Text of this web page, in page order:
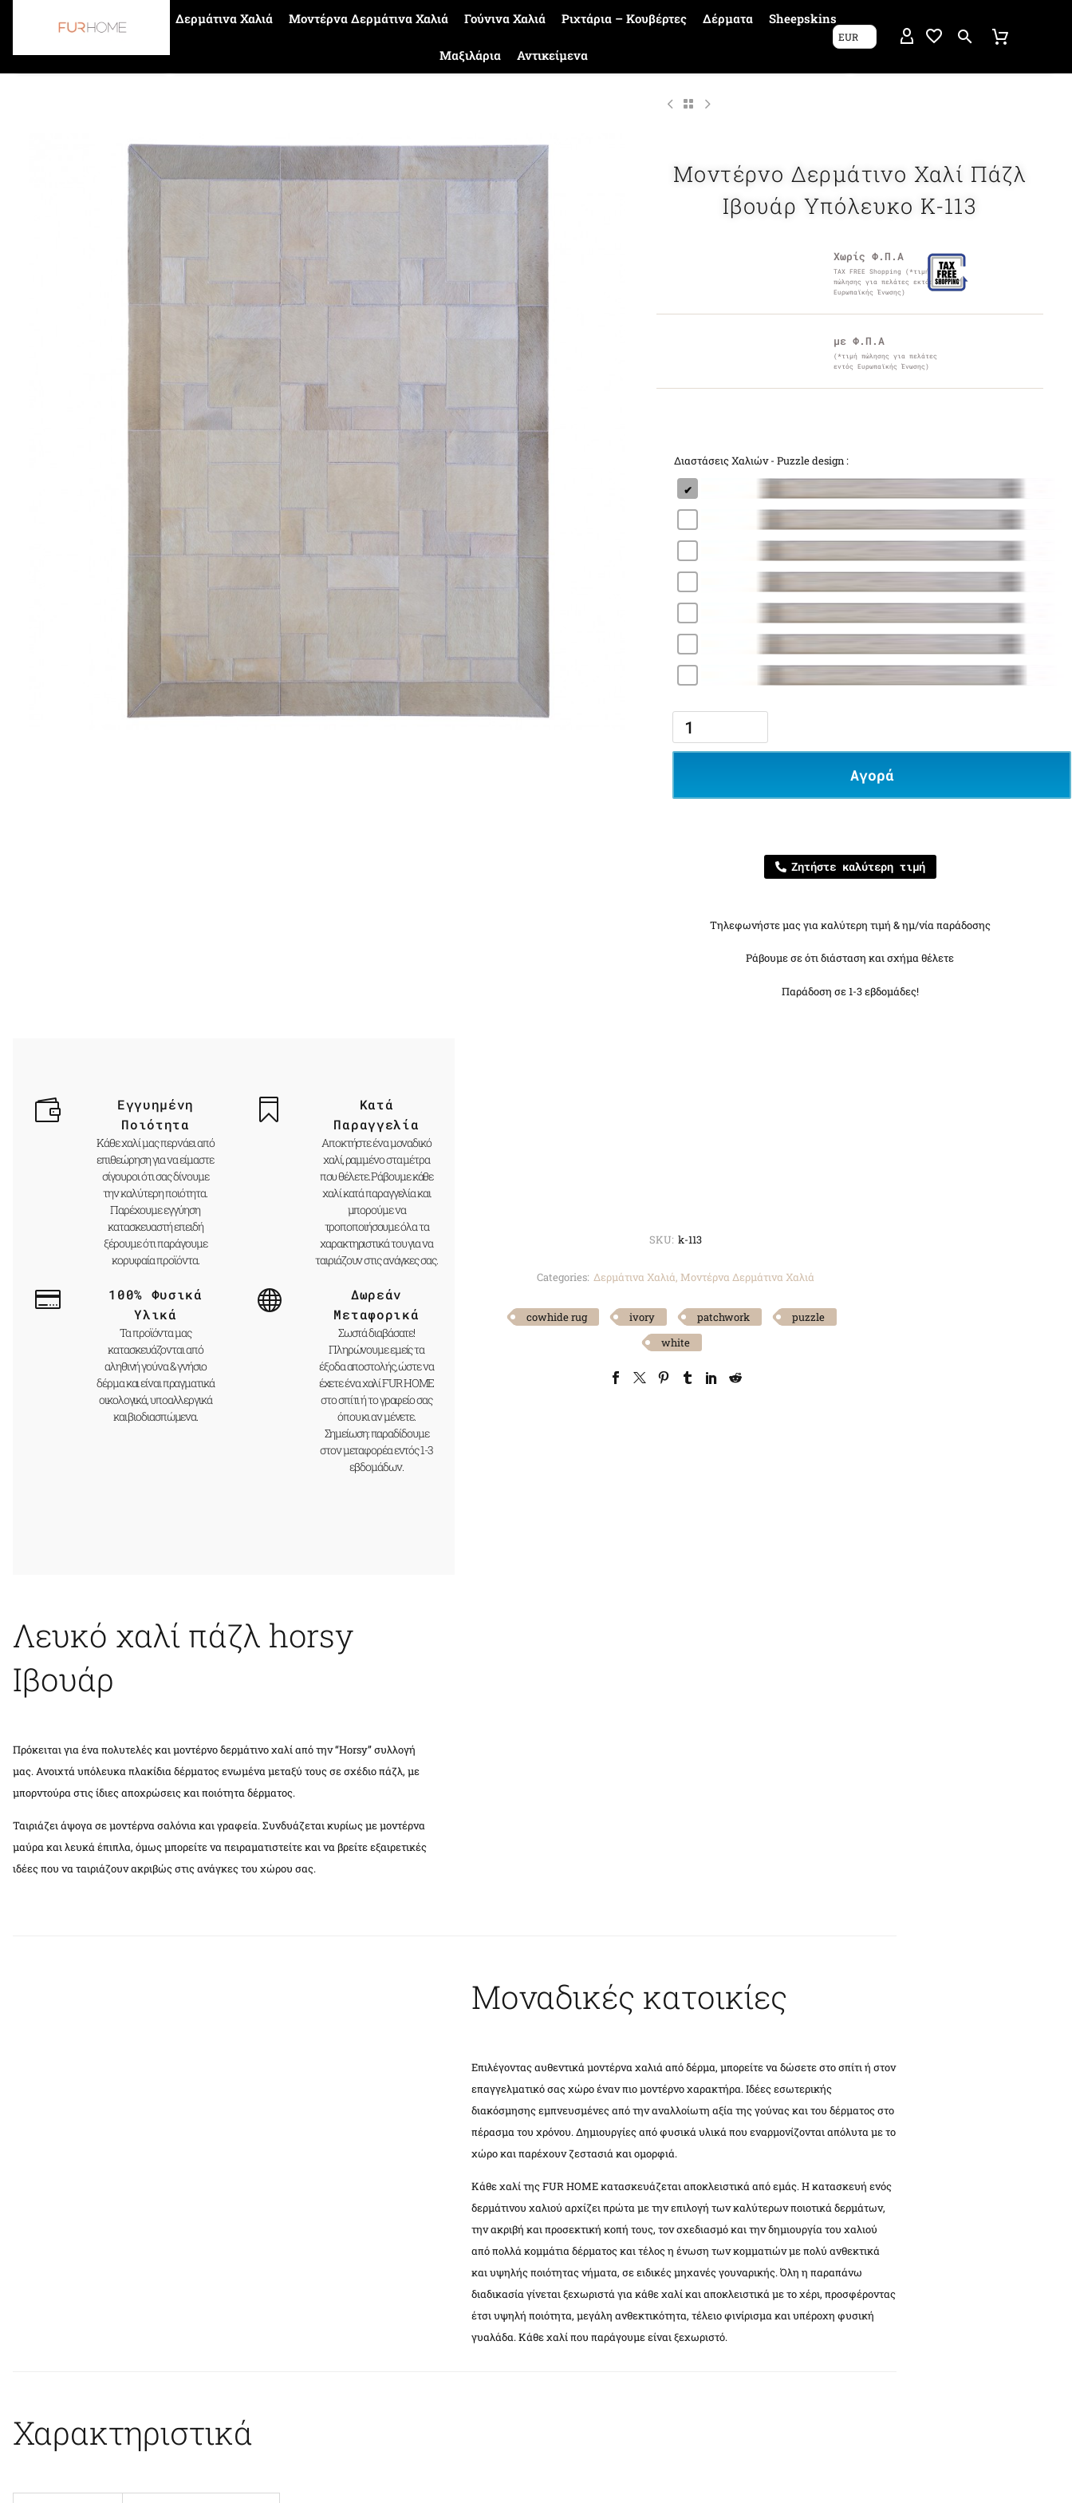
Δερμάτινα Χαλιά Μοντέρνα Δερμάτινα Χαλιά Γούνινα Χαλιά Ριχτάρια – Κουβέρτες Δέρματα Sheepskins
Μαξιλάρια Αντικείμενα
EUR
Μοντέρνο Δερμάτινο Χαλί Πάζλ
Ιβουάρ Υπόλευκο K-113
Χωρίς Φ.Π.Α
TAX FREE Shopping (*τιμή
πώλησης για πελάτες εκτός
Ευρωπαϊκής Ένωσης)
με Φ.Π.Α
(*τιμή πώλησης για πελάτες
εντός Ευρωπαϊκής Ένωσης)
Διαστάσεις Χαλιών - Puzzle design
Αγορά
Ζητήστε καλύτερη τιμή
Τηλεφωνήστε μας για καλύτερη τιμή & ημ/νία παράδοσης
Ράβουμε σε ότι διάσταση και σχήμα θέλετε
Παράδοση σε 1-3 εβδομάδες!
Εγγυημένη
Ποιότητα
Κάθε χαλί μας περνάει από
επιθεώρηση για να είμαστε
σίγουροι ότι σας δίνουμε
την καλύτερη ποιότητα.
Παρέχουμε εγγύηση
κατασκευαστή επειδή
ξέρουμε ότι παράγουμε
κορυφαία προϊόντα.
Κατά
Παραγγελία
Αποκτήστε ένα μοναδικό
χαλί, ραμμένο στα μέτρα
που θέλετε. Ράβουμε κάθε
χαλί κατά παραγγελία και
μπορούμε να
τροποποιήσουμε όλα τα
χαρακτηριστικά του για να
ταιριάζουν στις ανάγκες σας.
100% Φυσικά
Υλικά
Τα προϊόντα μας
κατασκευάζονται από
αληθινή γούνα & γνήσιο
δέρμα και είναι πραγματικά
οικολογικά, υποαλλεργικά
και βιοδιασπώμενα.
Δωρεάν
Μεταφορικά
Σωστά διαβάσατε!
Πληρώνουμε εμείς τα
έξοδα αποστολής, ώστε να
έχετε ένα χαλί FUR HOME
στο σπίτι ή το γραφείο σας
όπου κι αν μένετε.
Σημείωση: παραδίδουμε
στον μεταφορέα εντός 1-3
εβδομάδων.
SKU: k-113
Categories: Δερμάτινα Χαλιά, Μοντέρνα Δερμάτινα Χαλιά
cowhide rug ivory patchwork
puzzle
white
Λευκό χαλί πάζλ horsy
Ιβουάρ
Πρόκειται για ένα πολυτελές και μοντέρνο δερμάτινο χαλί από την “Horsy” συλλογή
μας. Ανοιχτά υπόλευκα πλακίδια δέρματος ενωμένα μεταξύ τους σε σχέδιο πάζλ, με
μπορντούρα στις ίδιες αποχρώσεις και ποιότητα δέρματος.
Ταιριάζει άψογα σε μοντέρνα σαλόνια και γραφεία. Συνδυάζεται κυρίως με μοντέρνα
μαύρα και λευκά έπιπλα, όμως μπορείτε να πειραματιστείτε και να βρείτε εξαιρετικές
ιδέες που να ταιριάζουν ακριβώς στις ανάγκες του χώρου σας.
Μοναδικές κατοικίες
Επιλέγοντας αυθεντικά μοντέρνα χαλιά από δέρμα, μπορείτε να δώσετε στο σπίτι ή στον
επαγγελματικό σας χώρο έναν πιο μοντέρνο χαρακτήρα. Ιδέες εσωτερικής
διακόσμησης εμπνευσμένες από την αναλλοίωτη αξία της γούνας και του δέρματος στο
πέρασμα του χρόνου. Δημιουργίες από φυσικά υλικά που εναρμονίζονται απόλυτα με το
χώρο και παρέχουν ζεστασιά και ομορφιά.
Κάθε χαλί της FUR HOME κατασκευάζεται αποκλειστικά από εμάς. Η κατασκευή ενός
δερμάτινου χαλιού αρχίζει πρώτα με την επιλογή των καλύτερων ποιοτικά δερμάτων,
την ακριβή και προσεκτική κοπή τους, τον σχεδιασμό και την δημιουργία του χαλιού
από πολλά κομμάτια δέρματος και τέλος η ένωση των κομματιών με πολύ ανθεκτικά
και υψηλής ποιότητας νήματα, σε ειδικές μηχανές γουναρικής. Όλη η παραπάνω
διαδικασία γίνεται ξεχωριστά για κάθε χαλί και αποκλειστικά με το χέρι, προσφέροντας
έτσι υψηλή ποιότητα, μεγάλη ανθεκτικότητα, τέλειο φινίρισμα και υπέροχη φυσική
γυαλάδα. Κάθε χαλί που παράγουμε είναι ξεχωριστό.
Χαρακτηριστικά